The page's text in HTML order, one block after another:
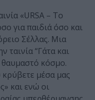
«URSA – Το
για παιδιά όσο και
Σέλλας. Μια
ταινία “Γάτα και
θαυμαστό κόσμο.
μέσα μας
και ενώ οι